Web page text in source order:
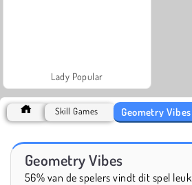
Lady Popular
Skill Games Geometry Vibes
Geometry Vibes
56% van de spelers vindt dit spel leuk